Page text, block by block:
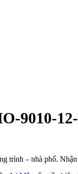
9010-
trình – nhà phố.